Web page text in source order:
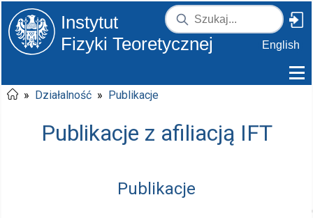
Instytut
Fizyki Teoretycznej
English
» Działalność » Publikacje
Publikacje z afiliacją IFT
Publikacje